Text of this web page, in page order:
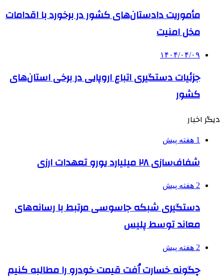
مأموریت دادستان‌های کشور در برخورد با اقدامات
مخل امنیت
۱۴۰۴/۰۴/۰۹
جزئیات دستگیری اتباع اروپایی‌ در برخی استان‌های
کشور
دیگر اخبار
1 هفته پیش
شفاف‌سازی ۲۸ میلیارد یورو تعهدات ارزی
2 هفته پیش
دستگیری شبکه جاسوسی مرتبط با رسانه‌های
معاند توسط پلیس
2 هفته پیش
چگونه خسارت اُفت قیمت خودرو را مطالبه کنیم